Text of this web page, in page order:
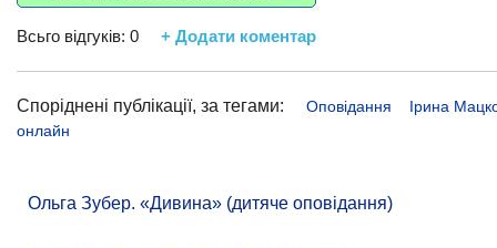
Всьго відгуків: 0 + Додати коментар
Споріднені публікації, за тегами: Оповідання
Ірина
онлайн
Ольга Зубер. «Дивина» (дитяче оповідання)